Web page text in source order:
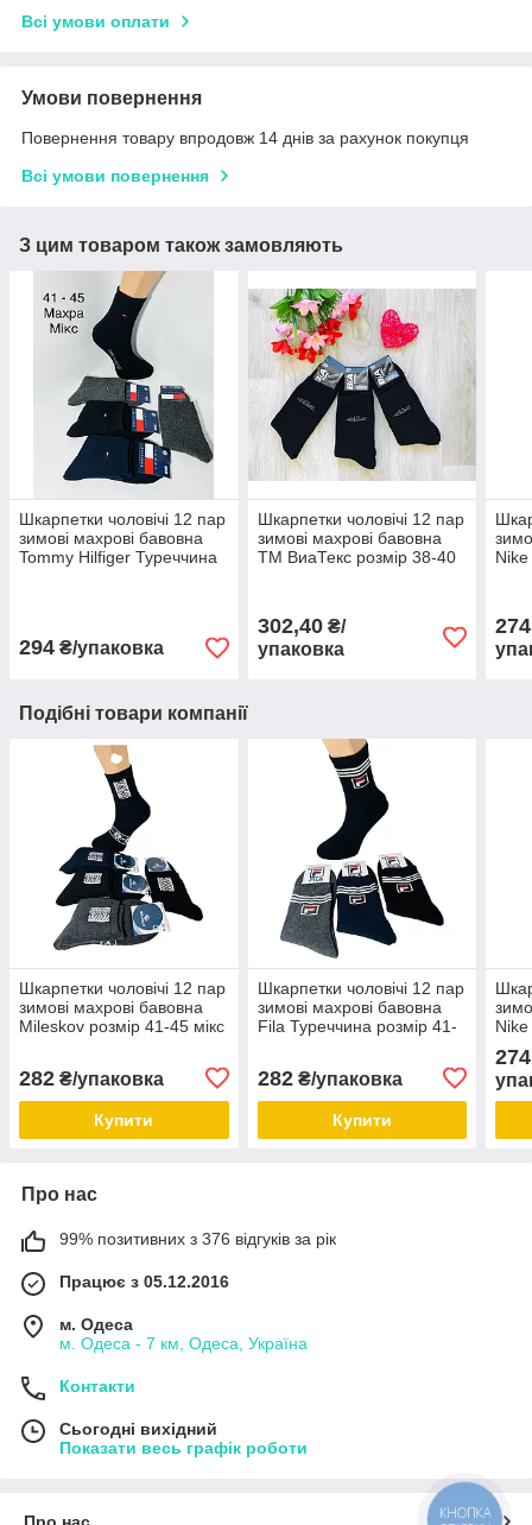
Всі умови оплати
Умови повернення
Повернення товару впродовж 14 днів за рахунок покупця
Всі умови повернення
З цим товаром також замовляють
Шкарпетки чоловічі 12 пар
зимові махрові бавовна
Tommy Hilfiger Туреччина
294 ₴/упаковка
Шкарпетки чоловічі 12 пар
зимові махрові бавовна
ТМ ВиаТекс розмір 38-40
302,40₴/
упаковка
Nike
Подібні товари компанії
Шкарпетки чоловічі 12 пар
зимові махрові бавовна
Mileskov розмір 41-45 мікс
282 ₴/упаковка
Купити
Шкарпетки чоловічі 12 пар
зимові махрові бавовна
Fila Туреччина розмір 41-
282₴/упаковка
Купити
Nike
Про нас
99% позитивних з 376 відгуків за рік
Працює з 05.12.2016
м. Одеса
м. Одеса - 7 км, Одеса, Україна
Контакти
Сьогодні вихідний
Показати весь графік роботи
Про нас
КНОПКА